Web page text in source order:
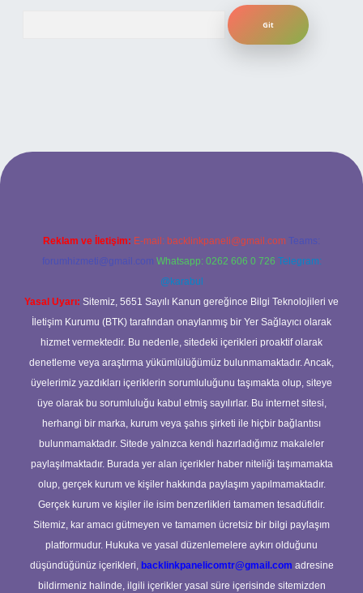
giriş adresi
Reklam ve İletişim: E-mail: backlinkpaneli@gmail.com Teams:
forumhizmeti@gmail.com Whatsapp: 0262 606 0 726 Telegram:
@karabul
Yasal Uyarı: Sitemiz, 5651 Sayılı Kanun gereğince Bilgi Teknolojileri ve
İletişim Kurumu (BTK) tarafından onaylanmış bir Yer Sağlayıcı olarak
hizmet vermektedir. Bu nedenle, sitedeki içerikleri proaktif olarak
denetleme veya araştırma yükümlülüğümüz bulunmamaktadır. Ancak,
üyelerimiz yazdıkları içeriklerin sorumluluğunu taşımakta olup, siteye
üye olarak bu sorumluluğu kabul etmiş sayılırlar. Bu internet sitesi,
herhangi bir marka, kurum veya şahıs şirketi ile hiçbir bağlantısı
bulunmamaktadır. Sitede yalnızca kendi hazırladığımız makaleler
paylaşılmaktadır. Burada yer alan içerikler haber niteliği taşımamakta
olup, gerçek kurum ve kişiler hakkında paylaşım yapılmamaktadır.
Gerçek kurum ve kişiler ile isim benzerlikleri tamamen tesadüfidir.
Sitemiz, kar amacı gütmeyen ve tamamen ücretsiz bir bilgi paylaşım
platformudur. Hukuka ve yasal düzenlemelere aykırı olduğunu
düşündüğünüz içerikleri, backlinkpanelicomtr@gmail.com adresine
bildirmeniz halinde, ilgili içerikler yasal süre içerisinde sitemizden